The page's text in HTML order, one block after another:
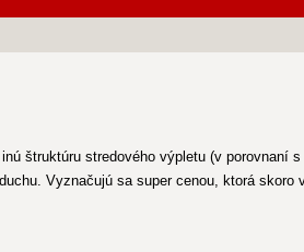
štruktúru stredového výpletu (v porovnaní
Vyznačujú sa super cenou, ktorá skoro